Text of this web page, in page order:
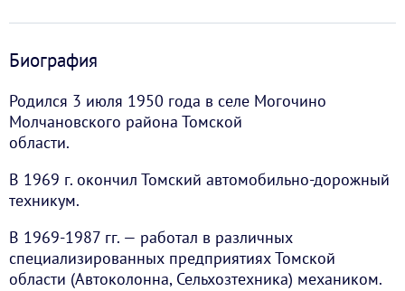
Биография
Родился 3 июля 1950 года в селе Могочино
Молчановского района Томской
области.
В 1969 г. окончил Томский автомобильно-дорожный
техникум.
В 1969-1987 гг. — работал в различных
специализированных предприятиях Томской
области (Автоколонна, Сельхозтехника) механиком.